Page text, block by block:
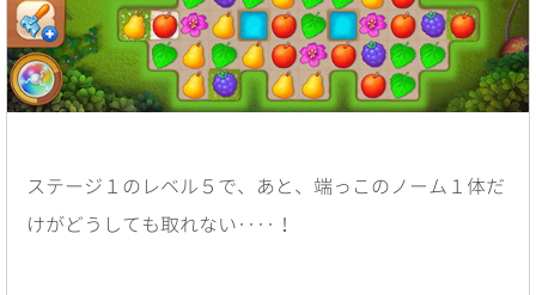
ステージ１のレベル５で、あと、端っこのノーム１体だ
けがどうしても取れない‥‥！